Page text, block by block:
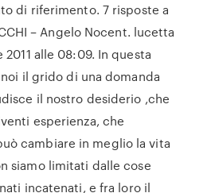
di riferimento. 7 risposte a
– Angelo Nocent. lucetta
alle 08:09. In questa
il grido di una domanda
il nostro desiderio ,che
esperienza, che
cambiare in meglio la vita
siamo limitati dalle cose
incatenati, e fra loro il